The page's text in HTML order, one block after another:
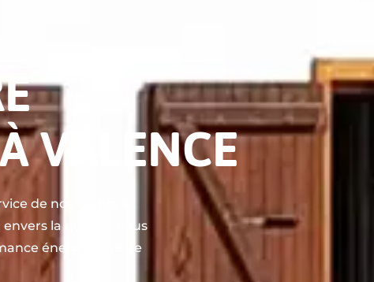
VALENCE
de nos clients à
la qualité, nous
énergétique de